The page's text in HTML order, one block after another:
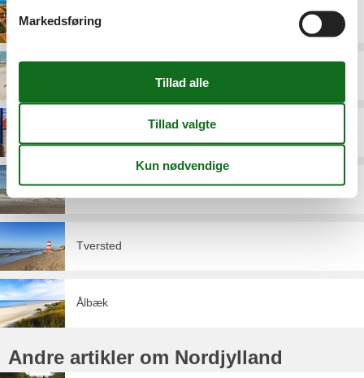
Skagen
Tornby
Tversted
Ålbæk
Andre artikler om Nordjylland
Markedsføring